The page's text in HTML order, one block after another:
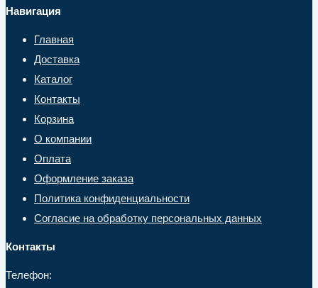
Навигация
Главная
Доставка
Каталог
Контакты
Корзина
О компании
Оплата
Оформление заказа
Политика конфиденциальности
Согласие на обработку персональных данных
Контакты
Телефон: